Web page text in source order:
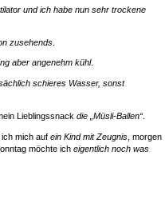
und ich habe nun sehr trockene
zusehends
aber angenehm kühl.
schieres Wasser, sonst
Lieblingssnack die „Müsli-Ballen“
mich auf ein Kind mit Zeugnis , morgen
möchte ich eigentlich noch was